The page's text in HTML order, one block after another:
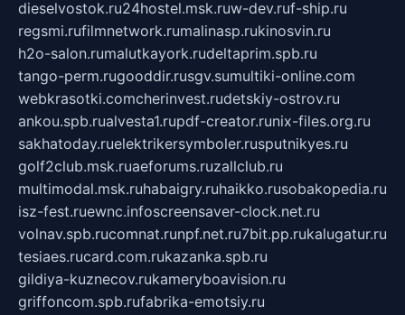
dieselvostok.ru24hostel.msk.ruw-dev.ruf-ship.ru
regsmi.rufilmnetwork.rumalinasp.rukinosvin.ru
h2o-salon.rumalutkayork.rudeltaprim.spb.ru
tango-perm.rugooddir.rusgv.sumultiki-online.com
webkrasotki.comcherinvest.rudetskiy-ostrov.ru
ankou.spb.rualvesta1.rupdf-creator.runix-files.org.ru
sakhatoday.ruelektrikersymboler.rusputnikyes.ru
golf2club.msk.ruaeforums.ruzallclub.ru
multimodal.msk.ruhabaigry.ruhaikko.rusobakopedia.ru
isz-fest.ruewnc.infoscreensaver-clock.net.ru
volnav.spb.rucomnat.runpf.net.ru7bit.pp.rukalugatur.ru
tesiaes.rucard.com.rukazanka.spb.ru
gildiya-kuznecov.rukameryboavision.ru
griffoncom.spb.rufabrika-emotsiy.ru